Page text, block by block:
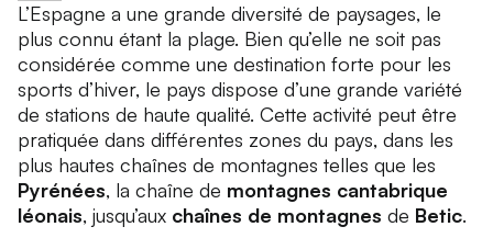
L’Espagne a une grande diversité de paysages, le
plus connu étant la plage. Bien qu’elle ne soit pas
considérée comme une destination forte pour les
sports d’hiver, le pays dispose d’une grande variété
de stations de haute qualité. Cette activité peut être
pratiquée dans différentes zones du pays, dans les
plus hautes chaînes de montagnes telles que les
Pyrénées, la chaîne de montagnes cantabrique
léonais, jusqu’aux chaînes de montagnes de Betic.